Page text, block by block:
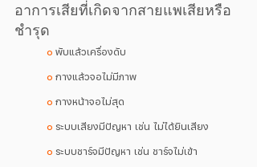
อาการเสียที่เกิดจากสายแพเสียหรือ
ชำรุด
๐ พับแล้วเครื่องดับ
๐ กางแล้วจอไม่มีภาพ
๐ กางหน้าจอไม่สุด
๐ ระบบเสียงมีปัญหา เช่น ไม่ได้ยินเสียง
๐ ระบบชาร์จมีปัญหา เช่น ชาร์จไม่เข้า